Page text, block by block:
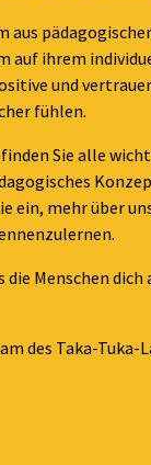
aus
auf ihrem
und
fühlen.
Sie alle
ein, mehr über
die Menschen
des Taka-Tuka-